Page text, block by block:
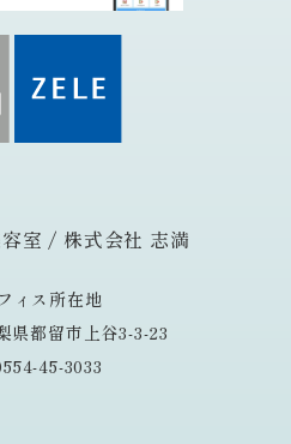
室 / 株式会社 志満
ィス所在地
県都留市上谷3-3-23
45-3033